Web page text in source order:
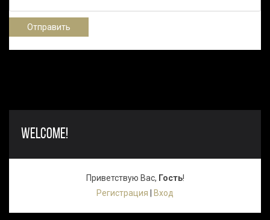
Отправить
WELCOME!
Приветствую Вас, Гость!
Регистрация
Вход